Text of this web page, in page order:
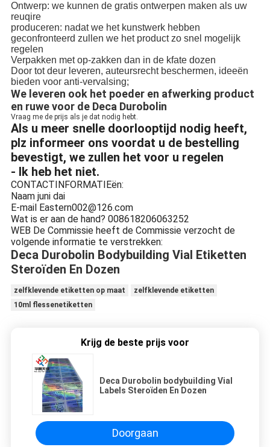
Ontwerp: we kunnen de gratis ontwerpen maken als uw
reuqire
produceren: nadat we het kunstwerk hebben
geconfronteerd zullen we het product zo snel mogelijk
regelen
Verpakken met op-zakken dan in de kfate dozen
Door tot deur leveren, auteursrecht beschermen, ideeën
bieden voor anti-vervalsing;
We leveren ook het poeder en afwerking product
en ruwe voor de Deca Durobolin
Vraag me de prijs als je dat nodig hebt.
Als u meer snelle doorlooptijd nodig heeft,
plz informeer ons voordat u de bestelling
bevestigt, we zullen het voor u regelen
- Ik heb het niet.
CONTACTINFORMATIEën:
Naam juni dai
E-mail Eastern002@126.com
Wat is er aan de hand? 008618206063252
WEB De Commissie heeft de Commissie verzocht de
volgende informatie te verstrekken:
Deca Durobolin Bodybuilding Vial Etiketten
Steroïden En Dozen
zelfklevende etiketten op maat
zelfklevende etiketten
10ml flessenetiketten
Krijg de beste prijs voor
Deca Durobolin bodybuilding Vial
Labels Steroïden En Dozen
Doorgaan